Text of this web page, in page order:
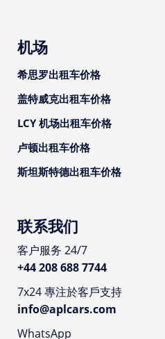
机场
希思罗出租车价格
盖特威克出租车价格
LCY 机场出租车价格
卢顿出租车价格
斯坦斯特德出租车价格
联系我们
客户服务 24/7
+44 208 688 7744
7x24 專注於客戶支持
info@aplcars.com
WhatsApp